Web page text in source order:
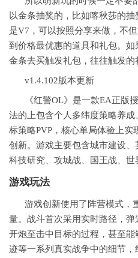
以金条抽奖的，比如喀秋莎的
是V7，可以按照分享来做，不
到价格最优惠的道具和礼包。
金条去买触发礼包，往往触发的
v1.4.102版本更新
《红警OL》是一款EA正版
法的上包含个人多纬度策略养成
标策略PVP，核心单局体验上实
创新。游戏主要包含城市建设、
科技研究、攻城战、国王战、世
游戏玩法
游戏创新使用了阵营模式，
量。战斗首次采用实时路径，弹
开炮至击中目标的过程，甚至
迹等一系列真实战争中的细节，